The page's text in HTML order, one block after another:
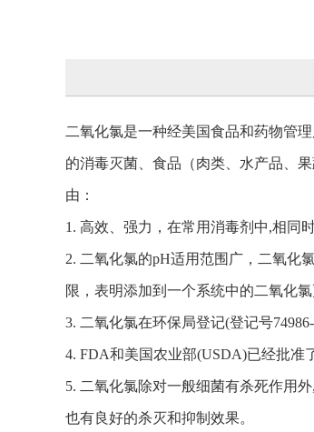
二氧化氯是一种经美国食品和药物管
的消毒灭菌、食品（肉类、水产品、
由：
1. 高效、强力，在常用消毒剂中,相同
2. 二氧化氯的pH适用范围广，二氧化
限，表明添加到一个系统中的二氧化
3. 二氧化氯在环保局登记(登记号
4. FDA和美国农业部(USDA)已经批准
5. 二氧化氯除对一般细菌有杀死作用
也有良好的杀灭和抑制效果。